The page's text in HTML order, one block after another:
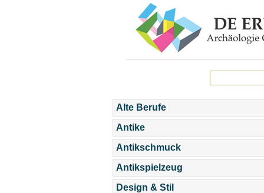
Alte Berufe
Antike
Antikschmuck
Antikspielzeug
Design & Stil